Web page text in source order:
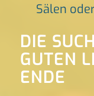
Sälen
DIE
GUTEN
ENDE